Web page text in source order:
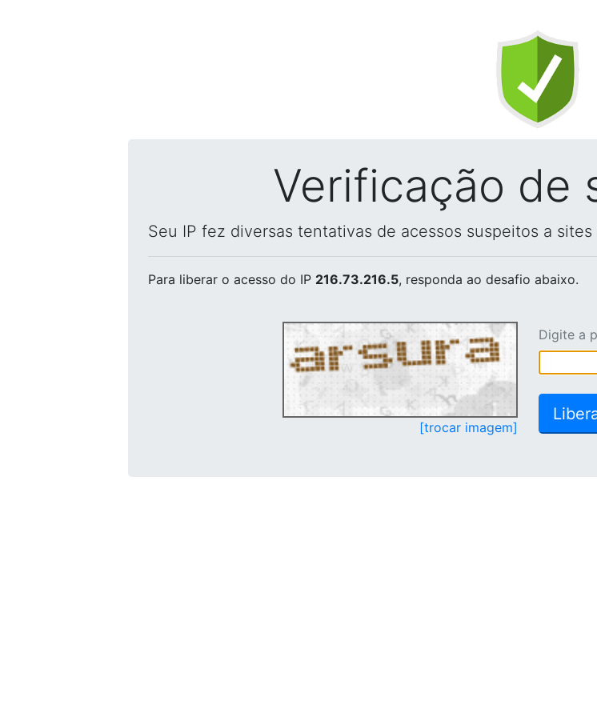
Verificação de
Seu IP fez diversas tentativas de acessos suspeitos a
Para liberar o acesso do IP 216.73.216.5, responda ao desafio abaixo.
[trocar imagem]
Digite a